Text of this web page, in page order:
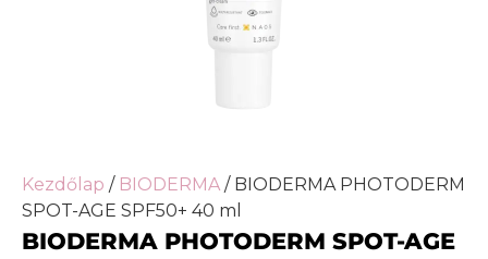
Kezdőlap / BIODERMA / BIODERMA PHOTODERM
SPOT-AGE SPF50+ 40 ml
BIODERMA PHOTODERM SPOT-AGE